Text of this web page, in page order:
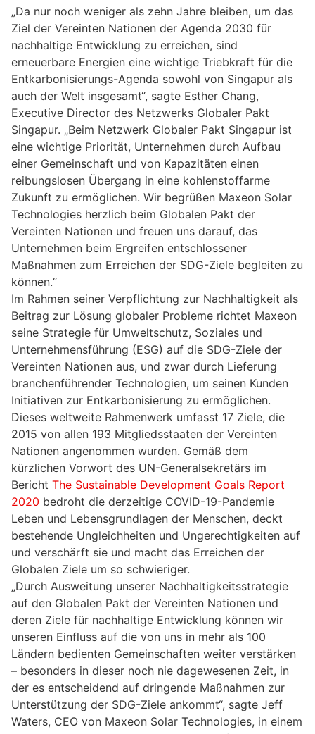
„Da nur noch weniger als zehn Jahre bleiben, um das
Ziel der Vereinten Nationen der Agenda 2030 für
nachhaltige Entwicklung zu erreichen, sind
erneuerbare Energien eine wichtige Triebkraft für die
Entkarbonisierungs-Agenda sowohl von Singapur als
auch der Welt insgesamt“, sagte Esther Chang,
Executive Director des Netzwerks Globaler Pakt
Singapur. „Beim Netzwerk Globaler Pakt Singapur ist
eine wichtige Priorität, Unternehmen durch Aufbau
einer Gemeinschaft und von Kapazitäten einen
reibungslosen Übergang in eine kohlenstoffarme
Zukunft zu ermöglichen. Wir begrüßen Maxeon Solar
Technologies herzlich beim Globalen Pakt der
Vereinten Nationen und freuen uns darauf, das
Unternehmen beim Ergreifen entschlossener
Maßnahmen zum Erreichen der SDG-Ziele begleiten zu
können.“
Im Rahmen seiner Verpflichtung zur Nachhaltigkeit als
Beitrag zur Lösung globaler Probleme richtet Maxeon
seine Strategie für Umweltschutz, Soziales und
Unternehmensführung (ESG) auf die SDG-Ziele der
Vereinten Nationen aus, und zwar durch Lieferung
branchenführender Technologien, um seinen Kunden
Initiativen zur Entkarbonisierung zu ermöglichen.
Dieses weltweite Rahmenwerk umfasst 17 Ziele, die
2015 von allen 193 Mitgliedsstaaten der Vereinten
Nationen angenommen wurden. Gemäß dem
kürzlichen Vorwort des UN-Generalsekretärs im
Bericht The Sustainable Development Goals Report
2020 bedroht die derzeitige COVID-19-Pandemie
Leben und Lebensgrundlagen der Menschen, deckt
bestehende Ungleichheiten und Ungerechtigkeiten auf
und verschärft sie und macht das Erreichen der
Globalen Ziele um so schwieriger.
„Durch Ausweitung unserer Nachhaltigkeitsstrategie
auf den Globalen Pakt der Vereinten Nationen und
deren Ziele für nachhaltige Entwicklung können wir
unseren Einfluss auf die von uns in mehr als 100
Ländern bedienten Gemeinschaften weiter verstärken
– besonders in dieser noch nie dagewesenen Zeit, in
der es entscheidend auf dringende Maßnahmen zur
Unterstützung der SDG-Ziele ankommt“, sagte Jeff
Waters, CEO von Maxeon Solar Technologies, in einem